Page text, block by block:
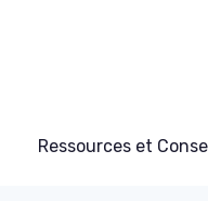
Ressources et